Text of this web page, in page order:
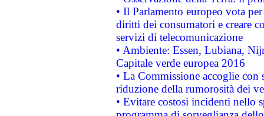
• Il Parlamento europeo vota
diritti dei consumatori e creare
servizi di telecomunicazione
• Ambiente: Essen, Lubiana,
Capitale verde europea 2016
• La Commissione accoglie
riduzione della rumorosità dei
• Evitare costosi incidenti nello